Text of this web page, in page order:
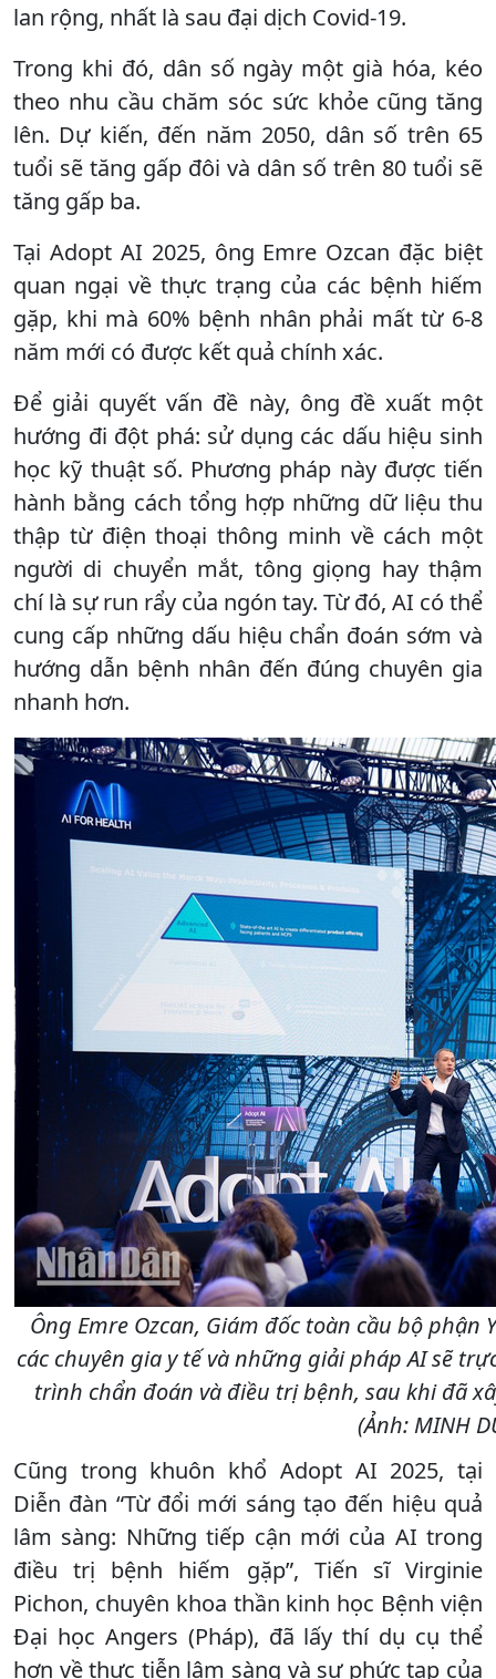
lan rộng, nhất là sau đại dịch Covid-19.
Trong khi đó, dân số ngày một già hóa, kéo
theo nhu cầu chăm sóc sức khỏe cũng tăng
lên. Dự kiến, đến năm 2050, dân số trên 65
tuổi sẽ tăng gấp đôi và dân số trên 80 tuổi sẽ
tăng gấp ba.
Tại Adopt AI 2025, ông Emre Ozcan đặc biệt
quan ngại về thực trạng của các bệnh hiếm
gặp, khi mà 60% bệnh nhân phải mất từ 6-8
năm mới có được kết quả chính xác.
Để giải quyết vấn đề này, ông đề xuất một
hướng đi đột phá: sử dụng các dấu hiệu sinh
học kỹ thuật số. Phương pháp này được tiến
hành bằng cách tổng hợp những dữ liệu thu
thập từ điện thoại thông minh về cách một
người di chuyển mắt, tông giọng hay thậm
chí là sự run rẩy của ngón tay. Từ đó, AI có thể
cung cấp những dấu hiệu chẩn đoán sớm và
hướng dẫn bệnh nhân đến đúng chuyên gia
nhanh hơn.
Ông Emre Ozcan, Giám đốc toàn cầu bộ phận
các chuyên gia y tế và những giải pháp AI sẽ
trình chẩn đoán và điều trị bệnh, sau khi đã
(Ảnh: MINH
Cũng trong khuôn khổ Adopt AI 2025, tại
Diễn đàn “Từ đổi mới sáng tạo đến hiệu quả
lâm sàng: Những tiếp cận mới của AI trong
điều trị bệnh hiếm gặp”, Tiến sĩ Virginie
Pichon, chuyên khoa thần kinh học Bệnh viện
Đại học Angers (Pháp), đã lấy thí dụ cụ thể
hơn về thực tiễn lâm sàng và sự phức tạp của